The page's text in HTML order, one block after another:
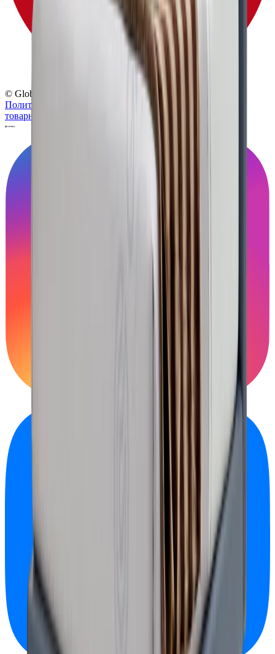
© Globus, 2008–2026
Политика конфиденциальности
Политика использования
товарных знаков